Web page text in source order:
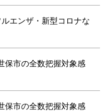
エンザ・新型コロナな
保市の全数把握対象感
保市の全数把握対象感